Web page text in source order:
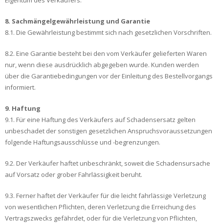
8. Sachmängelgewährleistung und Garantie
8.1. Die Gewährleistung bestimmt sich nach gesetzlichen Vorschriften.
8.2. Eine Garantie besteht bei den vom Verkäufer gelieferten Waren
nur, wenn diese ausdrücklich abgegeben wurde. Kunden werden
über die Garantiebedingungen vor der Einleitung des Bestellvorgangs
informiert.
9. Haftung
9.1. Für eine Haftung des Verkäufers auf Schadensersatz gelten
unbeschadet der sonstigen gesetzlichen Anspruchsvoraussetzungen
folgende Haftungsausschlüsse und -begrenzungen.
9.2. Der Verkäufer haftet unbeschränkt, soweit die Schadensursache
auf Vorsatz oder grober Fahrlässigkeit beruht.
9.3. Ferner haftet der Verkäufer für die leicht fahrlässige Verletzung
von wesentlichen Pflichten, deren Verletzung die Erreichung des
Vertragszwecks gefährdet, oder für die Verletzung von Pflichten,